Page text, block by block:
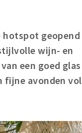
hotspot geopend
wijn- en
een goed glas
fijne avonden vol